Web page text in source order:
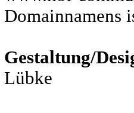
Domainnamens
Gestaltung/
Lübke